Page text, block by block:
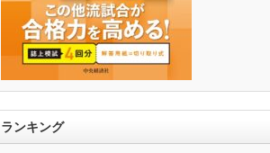
ランキング